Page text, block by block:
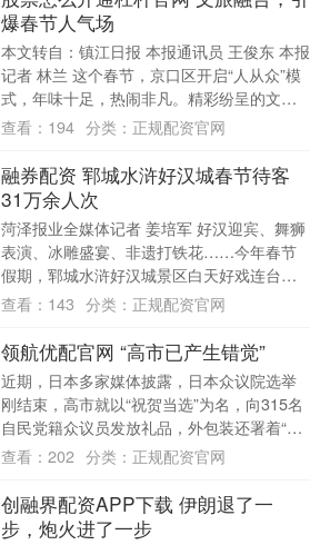
爆春节人气场
本文转自：镇江日报 本报通讯员 王俊东 本报
记者 林兰 这个春节，京口区开启“人从众”模
式，年味十足，热闹非凡。精彩纷呈的文旅
活动成为吸引人流的核心引擎，让京口....
查看： 194 分类： 正规配资官网
融券配资 郓城水浒好汉城春节待客
31万余人次
菏泽报业全媒体记者 姜培军 好汉迎宾、舞狮
表演、冰雕盛宴、非遗打铁花……今年春节
假期，郓城水浒好汉城景区白天好戏连台，
夜晚灯火璀璨，浓郁的民俗特色与丰富的文
查看： 143 分类： 正规配资官网
领航优配官网 “高市已产生错觉”
近期，日本多家媒体披露，日本众议院选举
刚结束，高市就以“祝贺当选”为名，向315名
自民党籍众议员发放礼品，外包装还署着“高
市”的名字，总花费超过1000万日元，....
查看： 202 分类： 正规配资官网
创融界配资APP下载 伊朗退了一
步，炮火进了一步